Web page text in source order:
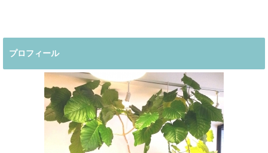
プロフィール